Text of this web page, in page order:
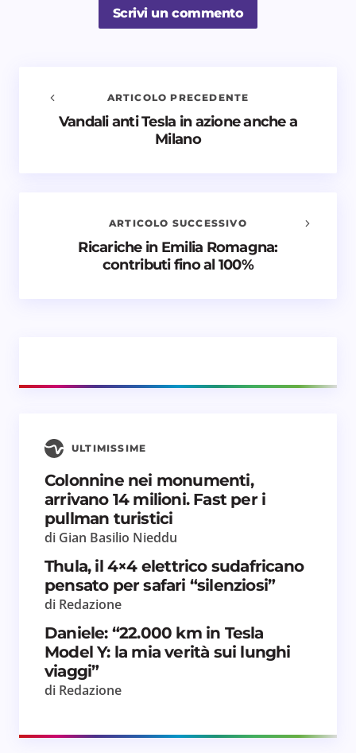
Scrivi un commento
per il prossimo commento.
Avvisami quando vengono aggiunti nuovi
Invia commento
ARTICOLO PRECEDENTE
Vandali anti Tesla in azione anche a
Milano
ARTICOLO SUCCESSIVO
Ricariche in Emilia Romagna:
contributi fino al 100%
ULTIMISSIME
Colonnine nei monumenti,
arrivano 14 milioni. Fast per i
pullman turistici
di Gian Basilio Nieddu
Thula, il 4×4 elettrico sudafricano
pensato per safari “silenziosi”
di Redazione
Daniele: “22.000 km in Tesla
Model Y: la mia verità sui lunghi
viaggi”
di Redazione